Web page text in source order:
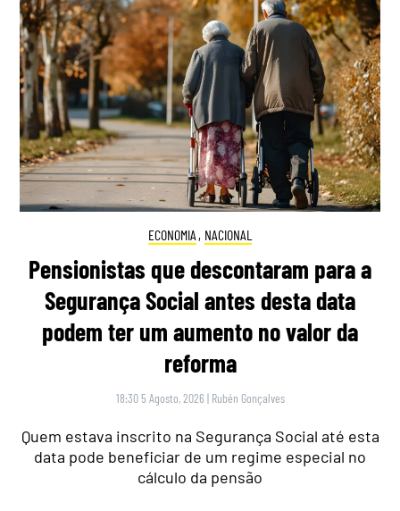
ECONOMIA , NACIONAL
Pensionistas que descontaram para a
Segurança Social antes desta data
podem ter um aumento no valor da
reforma
18:30 5 Agosto, 2026 | Rubén Gonçalves
Quem estava inscrito na Segurança Social até esta
data pode beneficiar de um regime especial no
cálculo da pensão